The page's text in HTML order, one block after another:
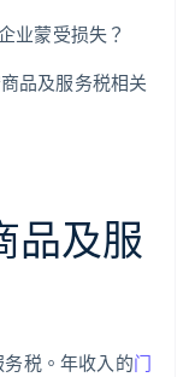
业蒙受损失？
品及服务税相关
品及服
税。年收入的门